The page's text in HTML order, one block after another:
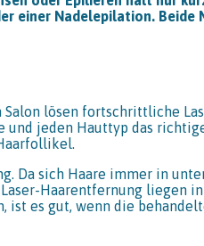
einer Nadelepilation.
lösen fortschrittliche
jeden Hauttyp das
Da sich Haare immer in
Haarentfernung liegen
ist es gut, wenn die